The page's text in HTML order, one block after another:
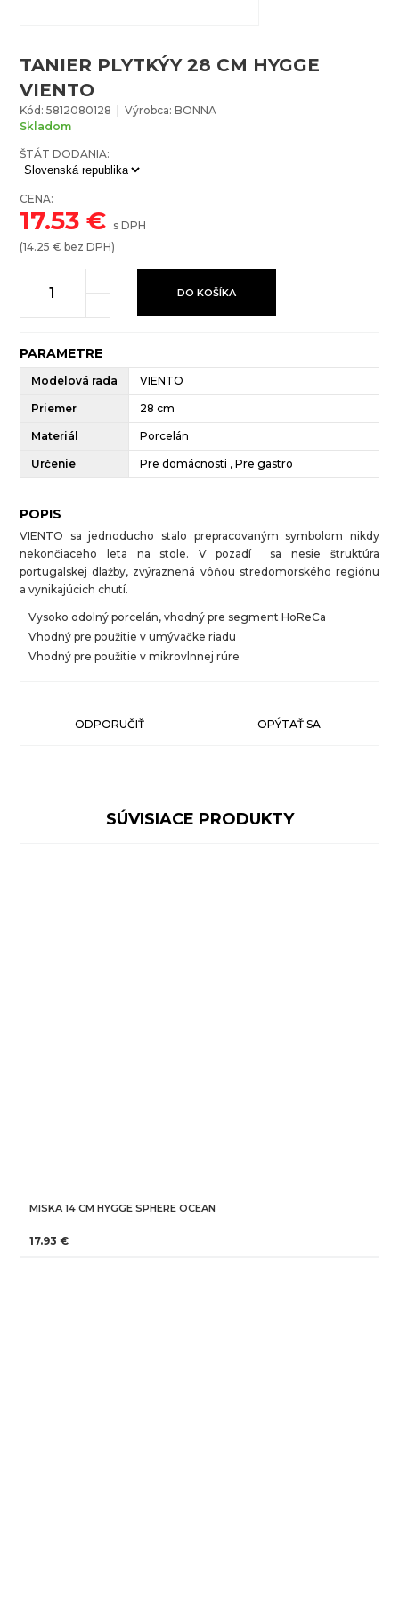
TANIER PLYTKÝY 28 CM HYGGE
VIENTO
Kód: 5812080128 | Výrobca: BONNA
Skladom
ŠTÁT DODANIA:
CENA:
17.53 € s DPH
(14.25 € bez DPH)
DO KOŠÍKA
PARAMETRE
Modelová rada VIENTO
Priemer 28 cm
Materiál Porcelán
Určenie Pre domácnosti , Pre gastro
POPIS
VIENTO sa jednoducho stalo prepracovaným symbolom nikdy
nekončiaceho leta na stole. V pozadí sa nesie štruktúra
portugalskej dlažby, zvýraznená vôňou stredomorského regiónu
a vynikajúcich chutí.
Vysoko odolný porcelán, vhodný pre segment HoReCa
Vhodný pre použitie v umývačke riadu
Vhodný pre použitie v mikrovlnnej rúre
ODPORUČIŤ OPÝTAŤ SA
SÚVISIACE PRODUKTY
MISKA 14 CM HYGGE SPHERE OCEAN
17.93 €